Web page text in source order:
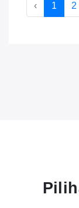
‹ 1 2